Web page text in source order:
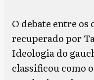
O debate entre
recuperado por
Ideologia do
classificou como